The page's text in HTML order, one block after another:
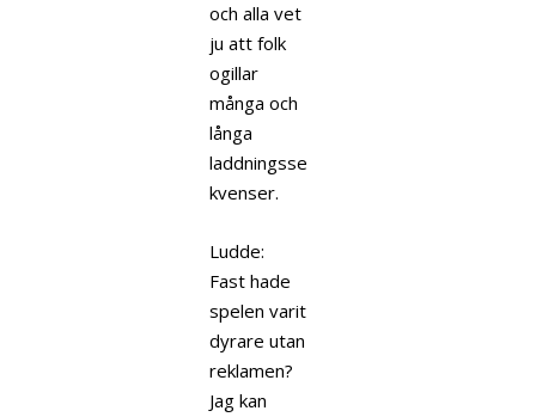
och alla vet
ju att folk
ogillar
många och
långa
laddningsse
kvenser.
Ludde:
Fast hade
spelen varit
dyrare utan
reklamen?
Jag kan